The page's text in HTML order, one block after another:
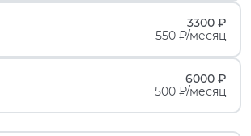
3300 ₽
550 ₽/месяц
6000 ₽
500 ₽/месяц